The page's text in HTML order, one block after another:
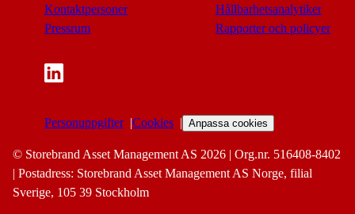
Kontaktpersoner
Pressrum
Hållbarhetsanalytiker
Rapporter och policyer
Personuppgifter Cookies Anpassa cookies
© Storebrand Asset Management AS 2026 | Org.nr. 516408-8402
| Postadress: Storebrand Asset Management AS Norge, filial
Sverige, 105 39 Stockholm